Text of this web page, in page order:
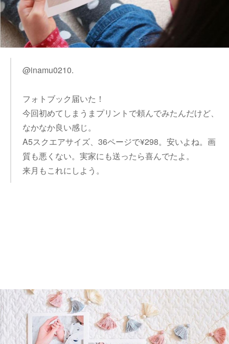
@inamu0210.
フォトブック届いた！
今回初めてしまうまプリントで頼んでみたんだけど、
なかなか良い感じ。
A5スクエアサイズ、36ページで¥298。安いよね。画
質も悪くない。実家にも送ったら喜んでたよ。
来月もこれにしよう。